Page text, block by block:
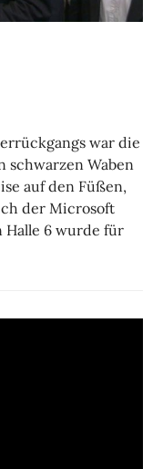
war die
schwarzen Waben
auf den Füßen,
der Microsoft
Halle 6 wurde für
1.Tag